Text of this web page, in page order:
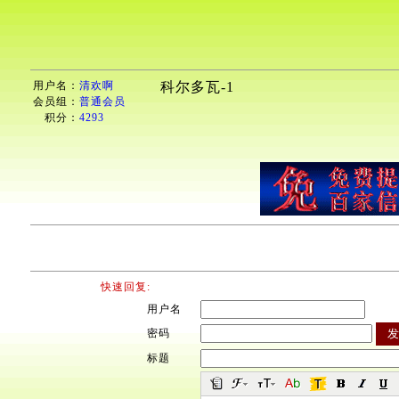
用户名： 清欢啊
会员组： 普通会员
积分： 4293
科尔多瓦-1
快速回复:
用户名
密码
标题